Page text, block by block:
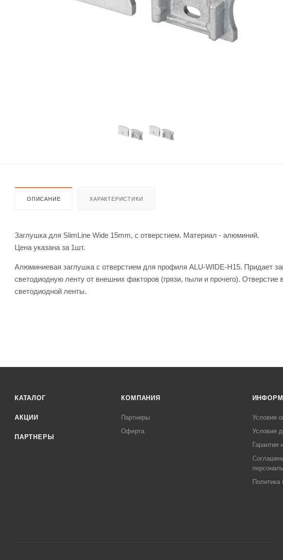
ОПИСАНИЕ ХАРАКТЕРИСТИКИ
Заглушка для SlimLine Wide 15mm, с отверстием. Материал - алюминий.
Цена указана за 1шт.
Алюминиевая заглушка с отверстием для профиля ALU-WIDE-H15. Придает
светодиодную ленту от внешних факторов (грязи, пыли и прочего). Отверстие
светодиодной ленты.
КАТАЛОГ
АКЦИИ
ПАРТНЕРЫ
КОМПАНИЯ
Партнеры
Оферта
Условия
Условия
Гарантия
Политика